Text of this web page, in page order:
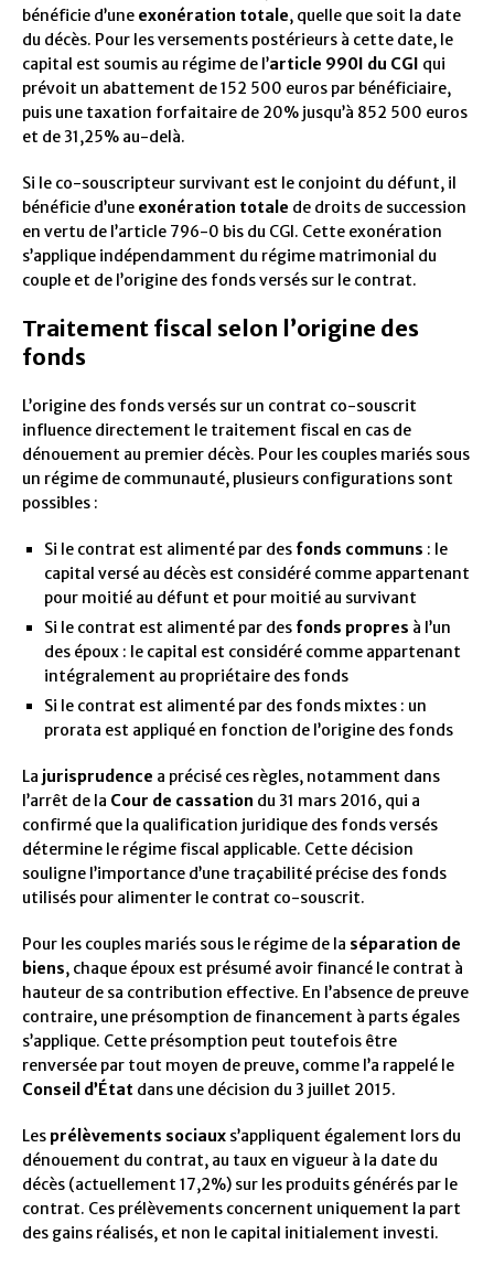
bénéficie d’une exonération totale, quelle que soit la date
du décès. Pour les versements postérieurs à cette date, le
capital est soumis au régime de l’article 990I du CGI qui
prévoit un abattement de 152 500 euros par bénéficiaire,
puis une taxation forfaitaire de 20% jusqu’à 852 500 euros
et de 31,25% au-delà.
Si le co-souscripteur survivant est le conjoint du défunt, il
bénéficie d’une exonération totale de droits de succession
en vertu de l’article 796-0 bis du CGI. Cette exonération
s’applique indépendamment du régime matrimonial du
couple et de l’origine des fonds versés sur le contrat.
Traitement fiscal selon l’origine des
fonds
L’origine des fonds versés sur un contrat co-souscrit
influence directement le traitement fiscal en cas de
dénouement au premier décès. Pour les couples mariés sous
un régime de communauté, plusieurs configurations sont
possibles :
Si le contrat est alimenté par des fonds communs : le
capital versé au décès est considéré comme appartenant
pour moitié au défunt et pour moitié au survivant
Si le contrat est alimenté par des fonds propres à l’un
des époux : le capital est considéré comme appartenant
intégralement au propriétaire des fonds
Si le contrat est alimenté par des fonds mixtes : un
prorata est appliqué en fonction de l’origine des fonds
La jurisprudence a précisé ces règles, notamment dans
l’arrêt de la Cour de cassation du 31 mars 2016, qui a
confirmé que la qualification juridique des fonds versés
détermine le régime fiscal applicable. Cette décision
souligne l’importance d’une traçabilité précise des fonds
utilisés pour alimenter le contrat co-souscrit.
Pour les couples mariés sous le régime de la séparation de
biens, chaque époux est présumé avoir financé le contrat à
hauteur de sa contribution effective. En l’absence de preuve
contraire, une présomption de financement à parts égales
s’applique. Cette présomption peut toutefois être
renversée par tout moyen de preuve, comme l’a rappelé le
Conseil d’État dans une décision du 3 juillet 2015.
Les prélèvements sociaux s’appliquent également lors du
dénouement du contrat, au taux en vigueur à la date du
décès (actuellement 17,2%) sur les produits générés par le
contrat. Ces prélèvements concernent uniquement la part
des gains réalisés, et non le capital initialement investi.